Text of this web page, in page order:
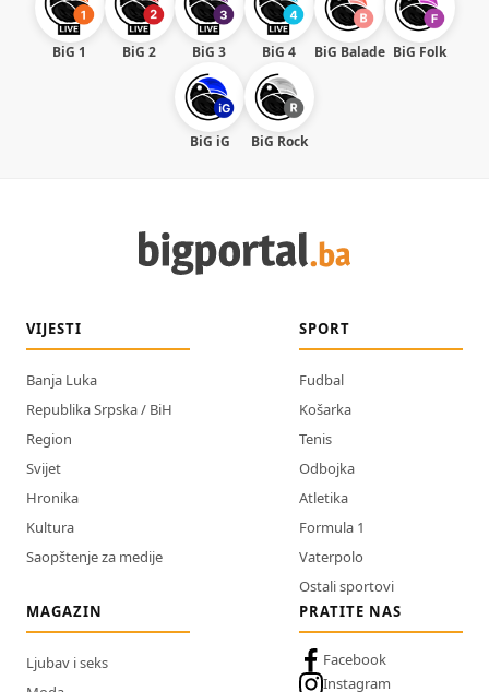
BiG 1 BiG 2 BiG 3 BiG 4 BiG Balade BiG Folk
BiG iG BiG Rock
VIJESTI
Banja Luka
Republika Srpska / BiH
Region
Svijet
Hronika
Kultura
Saopštenje za medije
SPORT
Fudbal
Košarka
Tenis
Odbojka
Atletika
Formula 1
Vaterpolo
Ostali sportovi
MAGAZIN
Ljubav i seks
PRATITE NAS
Facebook
Instagram